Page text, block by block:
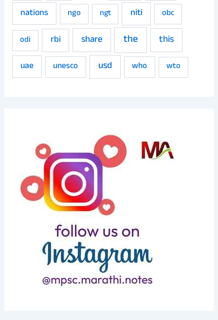
nations ngo ngt niti
obc
odi
rbi share the this
uae unesco usd who wto